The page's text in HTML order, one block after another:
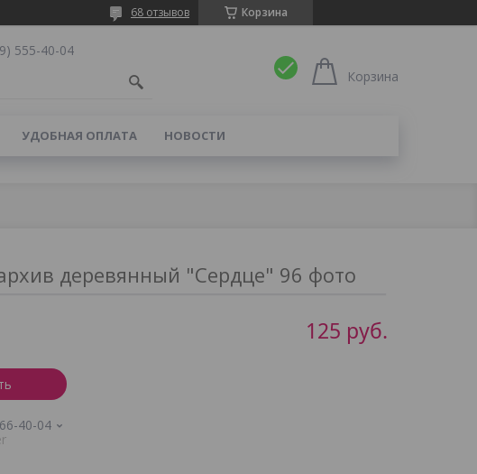
Корзина
68 отзывов
555-40-04
Корзина
УДОБНАЯ ОПЛАТА НОВОСТИ
деревянный "Сердце" 96 фото
125 руб.
40-04